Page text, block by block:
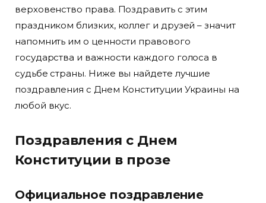
верховенство права. Поздравить с этим
праздником близких, коллег и друзей – значит
напомнить им о ценности правового
государства и важности каждого голоса в
судьбе страны. Ниже вы найдете лучшие
поздравления с Днем Конституции Украины на
любой вкус.
Поздравления с Днем
Конституции в прозе
Официальное поздравление